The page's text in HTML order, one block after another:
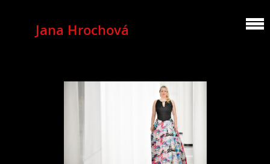
Jana Hrochová
MEZZOSOPRANO